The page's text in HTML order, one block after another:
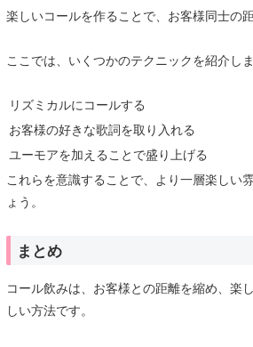
楽しいコールを作ることで、お客様同士の
ここでは、いくつかのテクニックを紹介しま
リズミカルにコールする
お客様の好きな歌詞を取り入れる
ユーモアを加えることで盛り上げる
これらを意識することで、より一層楽しい
ょう。
まとめ
コール飲みは、お客様との距離を縮め、楽
しい方法です。